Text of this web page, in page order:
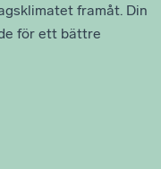
framåt. Din
för ett bättre